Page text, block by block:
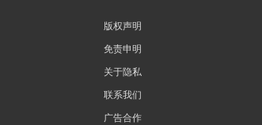
版权声明
免责申明
关于隐私
联系我们
广告合作